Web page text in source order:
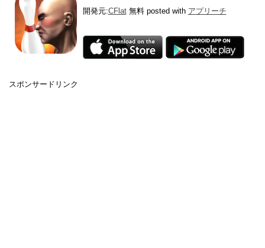
開発元:CFlat 無料 posted with アプリーチ
スポンサードリンク